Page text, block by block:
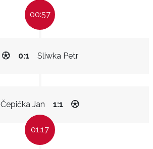
00:57
Sliwka Petr
0:1
Čepička Jan 1:1
01:17